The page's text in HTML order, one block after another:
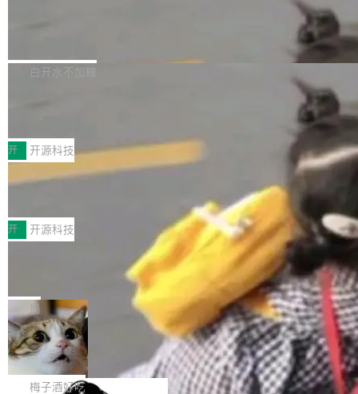
个主 agent 循环，外加一组后台 agent。这些后
库，并将作为transport接入Mooncake TENT。
MPComm将作为一种传输引擎接入Mooncake T
ENT，实现零拷贝传输性能提升30%、非零拷贝
传输性能最高提升5倍。UCL-MPComm底层基
于自研UCL-Engine通信引擎，后续腾讯网平将
持续开源更多基于UCL-Engine的高性能通信组
件。 腾讯网平团队在UCL-MPComm中实现了一
个独立于业务线程的全局通信引擎（Engine），
白开水不加糖
型案例入选名单》，深信服“面向企业研发场景的
开源 AI 编程平台 CoStrict 应用”凭借卓越的技术
创新与落地成效成功入选。 全链路私有化部署，
助力企业AI研发安全落地 当前，越来越多企业已
经开始引入 AI Coding 工具，通过调用公有云模
型或企业内部部署模型提升研发效率。但随着 AI
Coding 从个人辅助工具逐步走向团队级、组织
级应用，企业在规模化落地过程中，对安全性、
可控性和代码质量提出了更高要求。 首先是数据
安全与合规要求。对于大多数普通研发场景，公
有云模型能够满足快速试用和效率提升的需求。
但对于金融、能源、医疗等对数据安全要求较...
开 开源科技
深信服AI算力网关入选工信部人工智能
前不久，工业和信息化部正式发布《2025年人工
智能应用典型案例名单》，集中展示人工智能在
各领域的应用成果，覆盖技术底座、行业赋能、
产品应用、支撑保障、专题等五大方向。深信服
AI算力网关（AI创新平台）成功入选！ 随着各行
各业的Agent走向规模化建设，算力构成形态逐
渐丰富，用户关注的重点也在发生变化：不只是
让AI用起来，还要进一步看清混合算力时代下，
Token花在哪里、算力是否被充分利用，以及持
续增长的AI成本该如何优化。 深信服AI算力网关
开 开源科技
Jeff Dean 离开 Google：一个时代的结
束，一个实验室的开始
Google 员工编号 20。MapReduce 作者之一。
Bigtable 作者之一。TensorFlow 的作者之一。
Gemini 的架构师。Google 首席科学家。 Jeff D
ean 在 Google 工作了 27 年后，宣布离职。 他
不是一个人走。一同离开的还有 Sanjay Ghema
wat（Google 员工编号 23，Jeff Dean 二十多
局
🔥 SolonCode v2026.8.4 发布：界面
字体可调、22 种语言、记忆搜索增强
打开终端就能上岗的全中文编码智能体，这一轮
把「看得清、用母语、记得住」三件事一次补
梅子酒好吃